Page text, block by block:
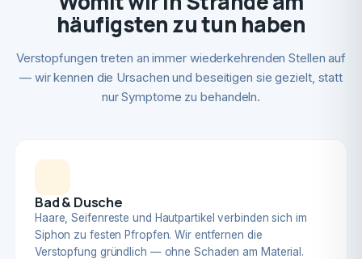
häufigsten zu tun haben
Verstopfungen treten an immer wiederkehrenden Stellen auf
— wir kennen die Ursachen und beseitigen sie gezielt, statt
nur Symptome zu behandeln.
Bad & Dusche
Haare, Seifenreste und Hautpartikel verbinden sich im
Siphon zu festen Pfropfen. Wir entfernen die
Verstopfung gründlich — ohne Schaden am Material.